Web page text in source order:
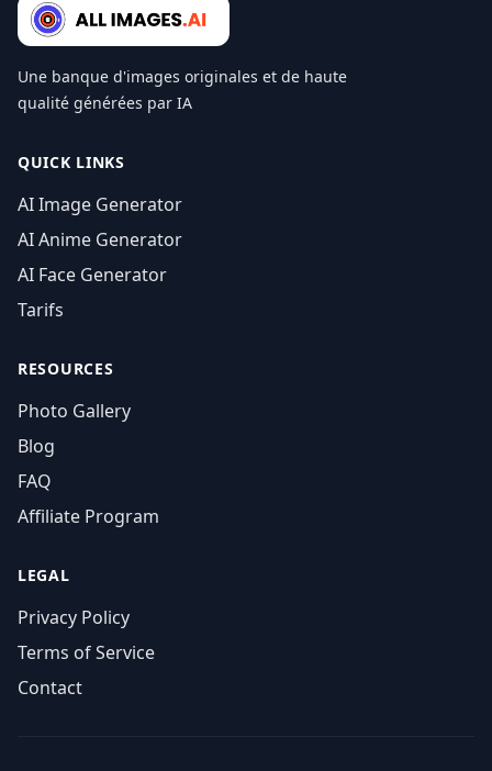
Une banque d'images originales et de haute
qualité générées par IA
QUICK LINKS
AI Image Generator
AI Anime Generator
AI Face Generator
Tarifs
RESOURCES
Photo Gallery
Blog
FAQ
Affiliate Program
LEGAL
Privacy Policy
Terms of Service
Contact